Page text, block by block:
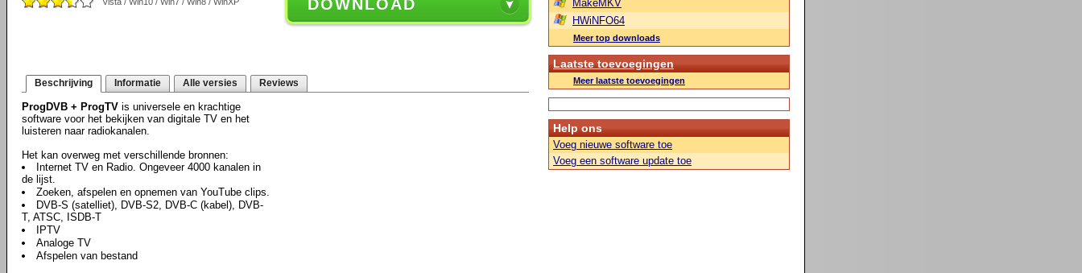
DOWNLOAD
Beschrijving Informatie Alle versies Reviews
ProgDVB + ProgTV is universele en krachtige
software voor het bekijken van digitale TV en het
luisteren naar radiokanalen.
Het kan overweg met verschillende bronnen:
Internet TV en Radio. Ongeveer 4000 kanalen in
de lijst.
Zoeken, afspelen en opnemen van YouTube clips.
DVB-S (satelliet), DVB-S2, DVB-C (kabel), DVB-
T, ATSC, ISDB-T
IPTV
Analoge TV
Afspelen van bestand
MakeMKV
HWiNFO64
Meer top downloads
Laatste toevoegingen
Meer laatste toevoegingen
Help ons
Voeg nieuwe software toe
Voeg een software update toe